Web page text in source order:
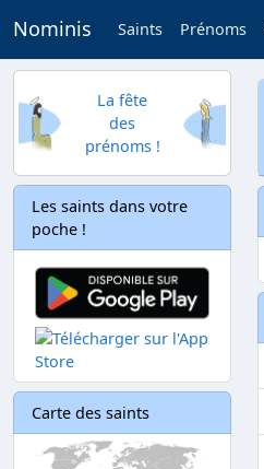
Nominis Saints Prénoms
La fête
des
prénoms !
Les saints dans votre
poche !
Carte des saints